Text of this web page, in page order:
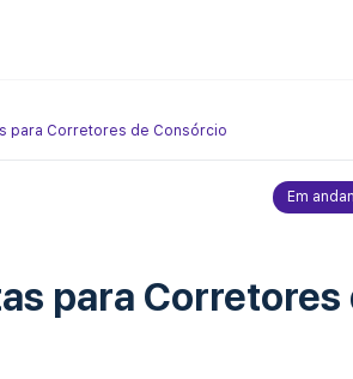
para Corretores de Consórcio
Em
para Corretores